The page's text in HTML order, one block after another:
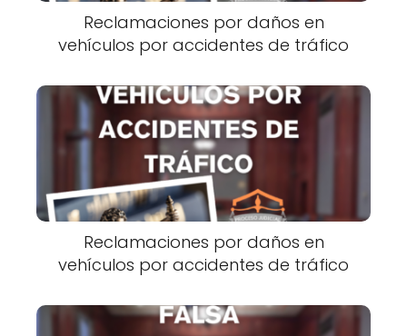
Reclamaciones por daños en
vehículos por accidentes de tráfico
Reclamaciones por daños en
vehículos por accidentes de tráfico